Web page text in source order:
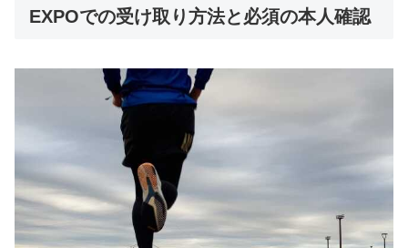
EXPOでの受け取り方法と必須の本人確認